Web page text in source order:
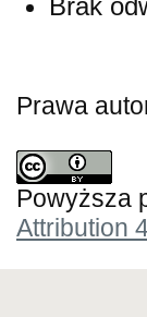
Prawa
Powyższa
Attribution